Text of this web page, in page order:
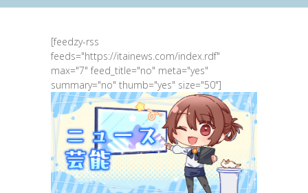
[feedzy-rss
feeds="https://itainews.com/index.rdf"
max="7" feed_title="no" meta="yes"
summary="no" thumb="yes" size="50"]